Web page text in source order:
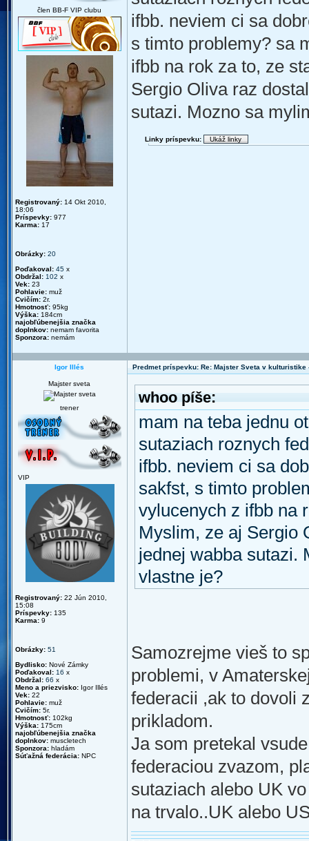
člen BB-F VIP clubu
Registrovaný: 14 Okt 2010,
18:06
Príspevky: 977
Karma: 17
Obrázky: 20
Poďakoval: 45 x
Obdržal: 102 x
Vek: 23
Pohlavie: muž
Cvičím: 2r.
Hmotnosť: 95kg
Výška: 184cm
najobľúbenejšia značka
doplnkov: nemam favorita
Sponzora: nemám
ifbb. neviem ci sa
s timto problemy? sa
ifbb na rok za to, ze
Sergio Oliva raz
sutazi. Mozno sa
Linky príspevku:
Igor Illés Predmet príspevku: Re: Majster Sveta v kulturistike
Majster sveta
trener
VIP
Registrovaný: 22 Jún 2010,
15:08
Príspevky: 135
Karma: 9
Obrázky: 51
Bydlisko: Nové Zámky
Poďakoval: 16 x
Obdržal: 66 x
Meno a priezvisko: Igor Illés
Vek: 22
Pohlavie: muž
Cvičím: 5r.
Hmotnosť: 102kg
Výška: 175cm
najobľúbenejšia značka
doplnkov: muscletech
Sponzora: hladám
Súťažná federácia: NPC
whoo píše:
mam na teba jednu
sutaziach roznych
ifbb. neviem ci sa
sakfst, s timto
vylucenych z ifbb na
Myslim, ze aj Sergio
jednej wabba sutazi.
vlastne je?
Samozrejme vieš to
problemi, v
federacii ,ak to dovoli
prikladom.
Ja som pretekal
federaciou zvazom,
sutaziach alebo UK
na trvalo..UK alebo